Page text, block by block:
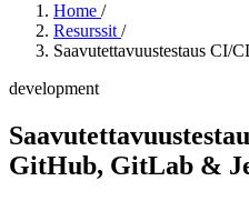
Home /
Resurssit /
Saavutettavuustestaus CI/
development
GitHub, GitLab &